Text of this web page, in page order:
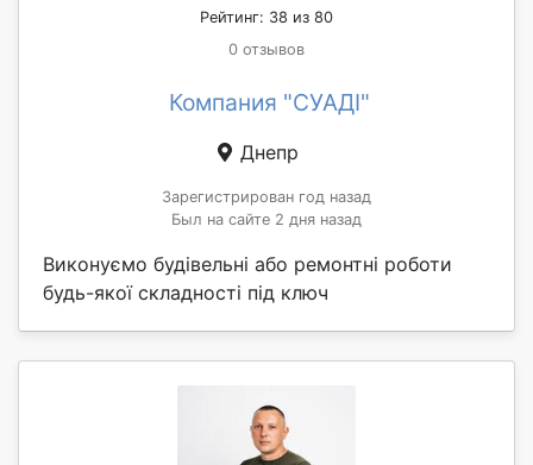
Рейтинг: 38 из 80
0 отзывов
Компания "СУАДІ"
Днепр
Зарегистрирован год назад
Был на сайте 2 дня назад
Виконуємо будівельні або ремонтні роботи
будь-якої складності під ключ